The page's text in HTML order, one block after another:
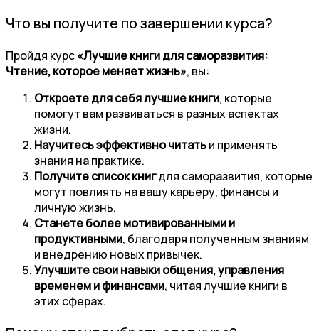
Что вы получите по завершении курса?
Пройдя курс«Лучшие книги для саморазвития:
Чтение, которое меняет жизнь», вы:
Откроете для себя лучшие книги, которые
помогут вам развиваться в разных аспектах
жизни.
Научитесь эффективно читатьи применять
знания на практике.
Получите список книгдля саморазвития, которые
могут повлиять на вашу карьеру, финансы и
личную жизнь.
Станете более мотивированными и
продуктивными, благодаря полученным знаниям
и внедрению новых привычек.
Улучшите свои навыки общения, управления
временем и финансами, читая лучшие книги в
этих сферах.